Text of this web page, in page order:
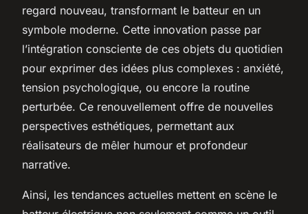
regard nouveau, transformant le batteur en un
symbole moderne. Cette innovation passe par
l’intégration consciente de ces objets du quotidien
pour exprimer des idées plus complexes : anxiété,
tension psychologique, ou encore la routine
perturbée. Ce renouvellement offre de nouvelles
perspectives esthétiques, permettant aux
réalisateurs de mêler humour et profondeur
narrative.
Ainsi, les tendances actuelles mettent en scène le